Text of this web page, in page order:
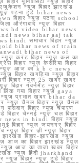
एजुकेशन न्यूज़ बिहार झारखंड
न्यूज़ पटना टुडे bihar news
बिहार न्यूज़ पटना school
औरंगाबाद न्यूज़ बिहार
hd video bihar news
news bihar aaj tak
hindi समाचार बिहार न्यूज़
bihar news of train
bihar news of
न्यूज़ करंट बिहार न्यूज़ कल का
बिहार न्यूज़ केसरिया बिहार
न्यूज़ आज का k b c news
बिहार खगड़िया न्यूज़ बिहार
बिहार न्यूज़ 25 खबर खबर
बिहार गवर्नमेंट न्यूज़ बिहार
गया बिहार न्यूज़ gaya
न्यूज़ प्रभात खबर bihar da
न्यूज़ चैनल बिहार न्यूज़ चैनल
पासवान बिहार न्यूज़ चंपारण
बिहार चेन्नई न्यूज़ चल बिहार
news in hindi बिहार न्यूज़
बिहार न्यूज़ जयनगर बिहार
न्यूज़ बिहार ज़ी न्यूज़ बिहार
बिहार-झारखंड न्यूज़
आज का बिहार झारखंड न्यूज़
आज का ताजा खबर बिहार
न्यूज़ हिंदी jharkhand
बिहार न्यूज़ टुडे बिहार